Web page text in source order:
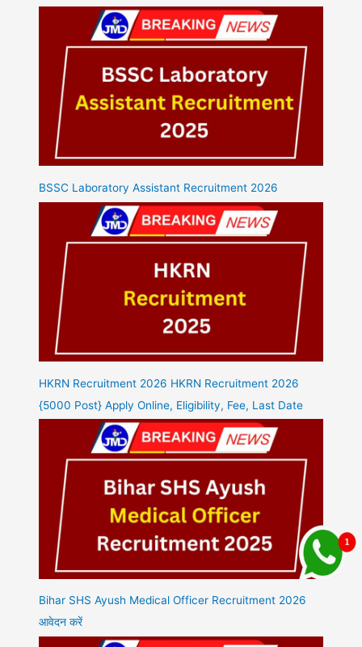
BSSC Laboratory Assistant Recruitment 2026
HKRN Recruitment 2026 HKRN Recruitment 2026
{5000 Post} Apply Online, Eligibility, Fee, Last Date
Bihar SHS Ayush Medical Officer Recruitment 2026
आवेदन करें